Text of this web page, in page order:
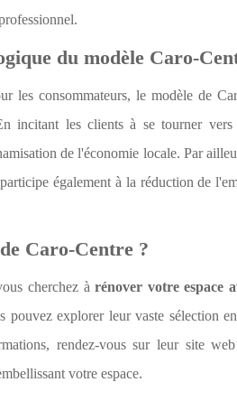
du modèle Caro-
les consommateurs, le modèle de
incitant les clients à se tourner
de l'économie locale. Par
également à la réduction de
Caro-Centre ?
cherchez àrénover votre espace
pouvez explorer leur vaste sélection
rendez-vous sur leur site web
votre espace.